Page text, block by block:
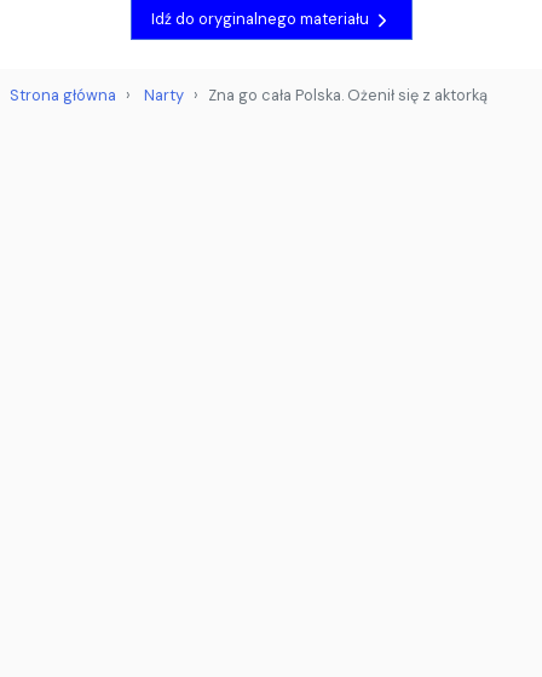
Idź do oryginalnego materiału
Strona główna Narty Zna go cała Polska. Ożenił się z aktorką